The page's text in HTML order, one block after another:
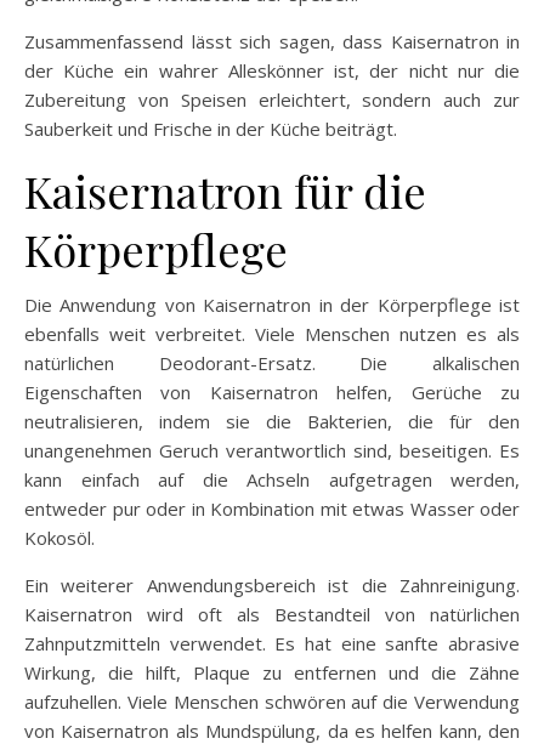
Zusammenfassend lässt sich sagen, dass Kaisernatron in
der Küche ein wahrer Alleskönner ist, der nicht nur die
Zubereitung von Speisen erleichtert, sondern auch zur
Sauberkeit und Frische in der Küche beiträgt.
Kaisernatron für die
Körperpflege
Die Anwendung von Kaisernatron in der Körperpflege ist
ebenfalls weit verbreitet. Viele Menschen nutzen es als
natürlichen Deodorant-Ersatz. Die alkalischen
Eigenschaften von Kaisernatron helfen, Gerüche zu
neutralisieren, indem sie die Bakterien, die für den
unangenehmen Geruch verantwortlich sind, beseitigen. Es
kann einfach auf die Achseln aufgetragen werden,
entweder pur oder in Kombination mit etwas Wasser oder
Kokosöl.
Ein weiterer Anwendungsbereich ist die Zahnreinigung.
Kaisernatron wird oft als Bestandteil von natürlichen
Zahnputzmitteln verwendet. Es hat eine sanfte abrasive
Wirkung, die hilft, Plaque zu entfernen und die Zähne
aufzuhellen. Viele Menschen schwören auf die Verwendung
von Kaisernatron als Mundspülung, da es helfen kann, den